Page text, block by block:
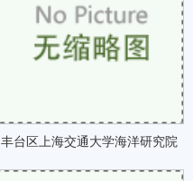
丰台区上海交通大学海洋研究院